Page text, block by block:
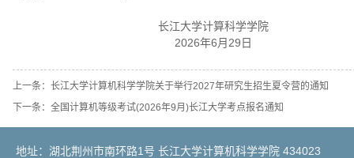
合作交流
最新资讯
学院简介
师资状况
长江大学计算科学学院
2026年6月29日
上一条： 长江大学计算机科学学院关于举行2027年研究生招生夏令营的通知
下一条： 全国计算机等级考试(2026年9月)长江大学考点报名通知
地址：湖北荆州市南环路1号 长江大学计算机科学学院 434023